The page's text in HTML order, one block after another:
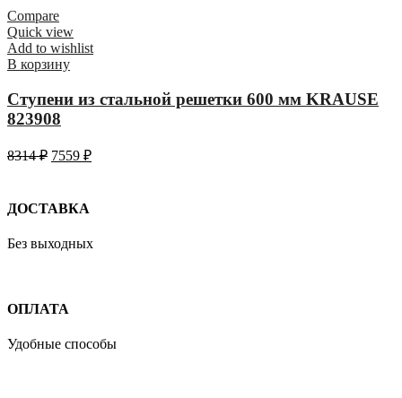
Compare
Quick view
Add to wishlist
В корзину
Ступени из стальной решетки 600 мм KRAUSE
823908
8314₽ 7559 ₽
ДОСТАВКА
Без выходных
ОПЛАТА
Удобные способы